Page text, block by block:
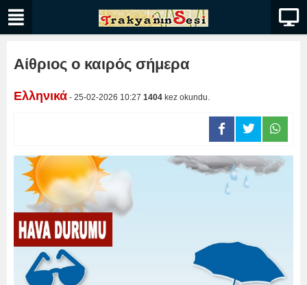
Αίθριος ο καιρός σήμερα
Ελληνικά - 25-02-2026 10:27 1404 kez okundu.